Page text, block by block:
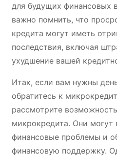
для будущих финансовых
важно помнить, что
кредита могут иметь
последствия, включая
ухудшение вашей
Итак, если вам нужны
обратитесь к
рассмотрите
микрокредита. Они
финансовые проблемы и
финансовую поддержку.